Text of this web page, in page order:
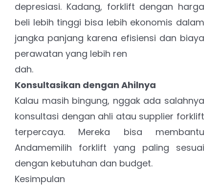
depresiasi. Kadang, forklift dengan harga
beli lebih tinggi bisa lebih ekonomis dalam
jangka panjang karena efisiensi dan biaya
perawatan yang lebih ren
dah.
Konsultasikan dengan Ahilnya
Kalau masih bingung, nggak ada salahnya
konsultasi dengan ahli atau supplier forklift
terpercaya. Mereka bisa membantu
Andamemilih forklift yang paling sesuai
dengan kebutuhan dan budget.
Kesimpulan